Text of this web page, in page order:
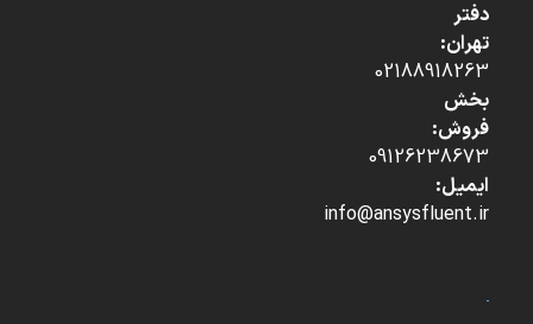
دفتر
تهران:
02188918263
بخش
فروش:
09126238673
ایمیل:
info@ansysfluent.ir